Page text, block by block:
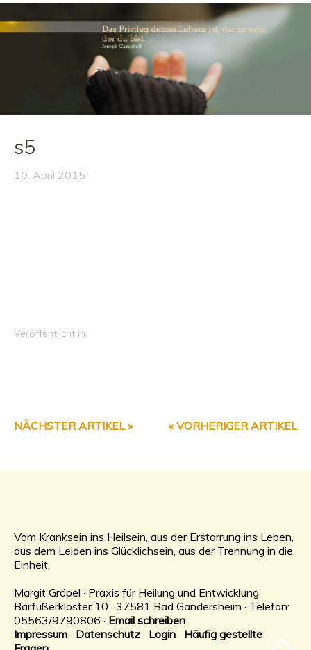
s5
10. April 2015
Veröffentlicht in:
NÄCHSTER ARTIKEL » « VORHERIGER ARTIKEL
Vom Kranksein ins Heilsein, aus der Erstarrung ins Leben,
aus dem Leiden ins Glücklichsein, aus der Trennung in die
Einheit.
Margit Gröpel · Praxis für Heilung und Entwicklung
Barfüßerkloster 10 · 37581 Bad Gandersheim · Telefon:
05563/9790806 · Email schreiben
Impressum
Datenschutz Login
Häufig gestellte